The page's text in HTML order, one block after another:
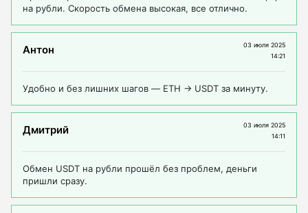
на рубли. Скорость обмена высокая, все отлично.
Антон
03 июля 2025
14:21
Удобно и без лишних шагов — ETH → USDT за минуту.
Дмитрий
03 июля 2025
14:11
Обмен USDT на рубли прошёл без проблем, деньги
пришли сразу.